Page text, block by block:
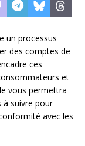
un processus
des comptes de
ces
et
vous permettra
à suivre pour
avec les